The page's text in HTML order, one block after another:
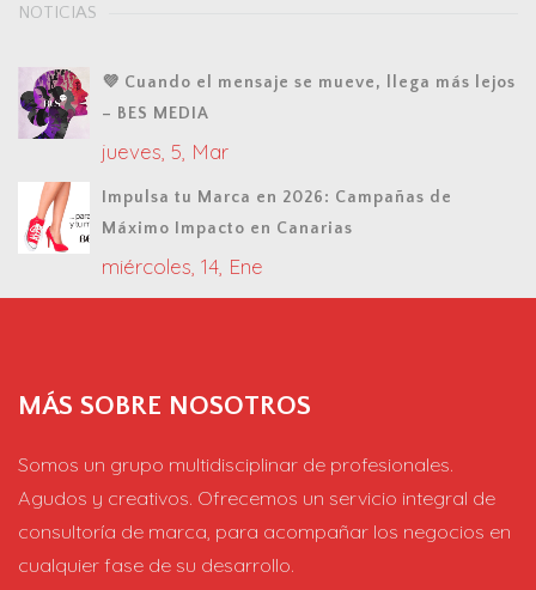
NOTICIAS
💜 Cuando el mensaje se mueve, llega más lejos
– BES MEDIA
jueves, 5, Mar
Impulsa tu Marca en 2026: Campañas de
Máximo Impacto en Canarias
miércoles, 14, Ene
MÁS SOBRE NOSOTROS
Somos un grupo multidisciplinar de profesionales.
Agudos y creativos. Ofrecemos un servicio integral de
consultoría de marca, para acompañar los negocios en
cualquier fase de su desarrollo.